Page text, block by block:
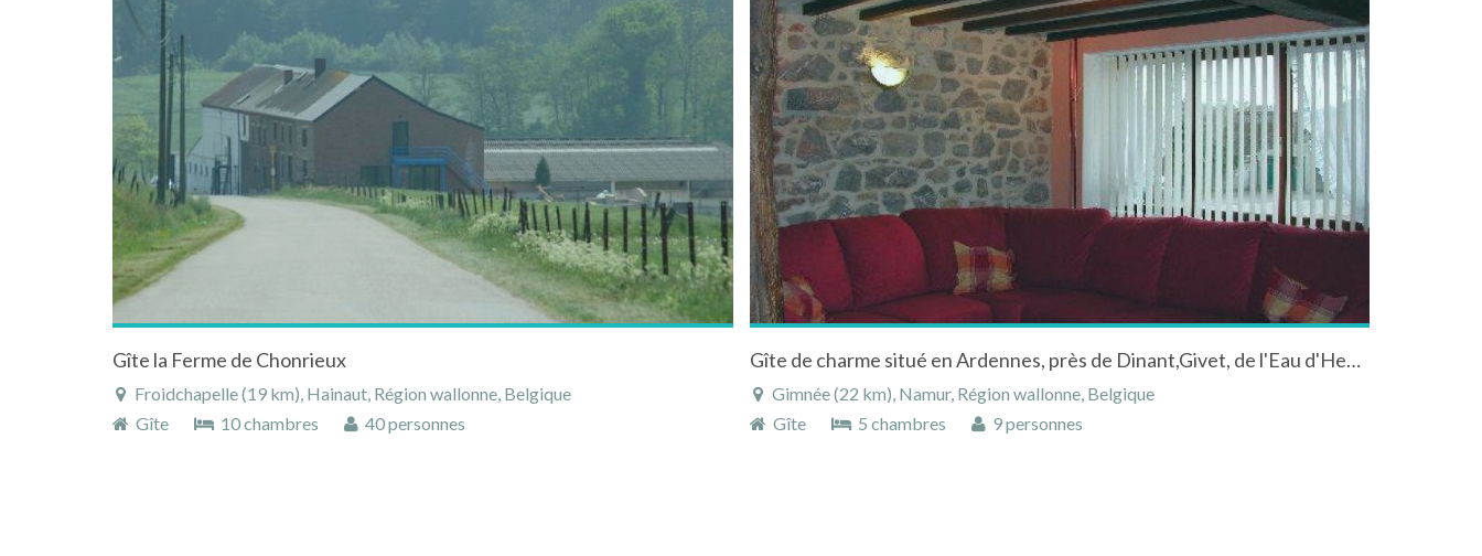
Gîte la Ferme de Chonrieux
Froidchapelle (19 km), Hainaut, Région wallonne, Belgique
Gîte
10 chambres 40 personnes
Gîte de charme situé en Ardennes, près de Dinant,Givet, de l'Eau d'Heure et de la Vallée du Viroin.
Gimnée (22 km), Namur, Région wallonne, Belgique
Gîte
5 chambres 9 personnes